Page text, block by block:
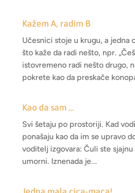
Kažem A, radim B
Učesnici stoje u krugu, a jedna
što kaže da radi nešto, npr.
istovremeno radi nešto drugo,
pokrete kao da preskače
Kao da sam …
Svi šetaju po prostoriji. Kad
ponašaju kao da im se upravo
voditelj izgovara: Čuli ste sjajnu
umorni. Iznenada je...